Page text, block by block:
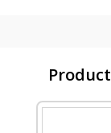
Product